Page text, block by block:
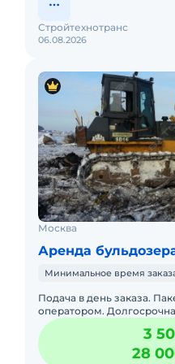
услуги бульдозера в
Хотите обсудить,
вопросы? Звоните,
задачу.
06.08.2026
Стройтехнотранс
Москва
Аренда
Минимальное время
Подача в день заказа.
оператором.
аренда. Наша компания
бульдозера с оп
3
28